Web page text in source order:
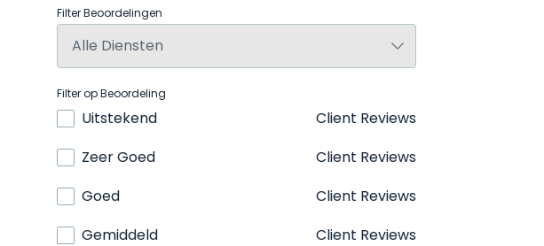
Filter Beoordelingen
Filter op Beoordeling
Uitstekend
Client Reviews
Zeer Goed
Client Reviews
Goed
Client Reviews
Gemiddeld
Client Reviews